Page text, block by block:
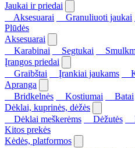
Jaukai ir priedai
Aksesuarai
Granuliuoti jaukai
Plūdės
Aksesuarai
Karabinai
Segtukai
Įrangos priedai
Graibštai
Įrankiai jaukams
Apranga
Bridkelnės
Kostiumai Batai
Dėklai, kuprinės, dėžės
Dėklai meškerėms
Dėžutės
Kitos prekės
Kėdės, platformos